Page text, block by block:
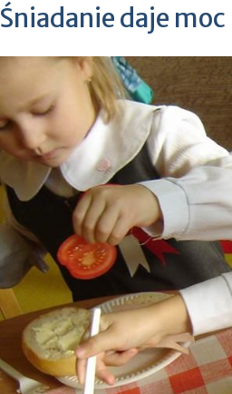
Śniadanie daje moc